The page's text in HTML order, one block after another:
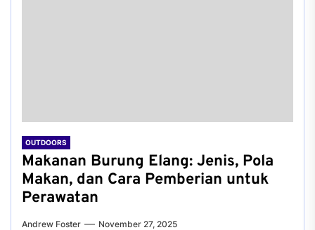
OUTDOORS
Makanan Burung Elang: Jenis, Pola
Makan, dan Cara Pemberian untuk
Perawatan
Andrew Foster November 27, 2025